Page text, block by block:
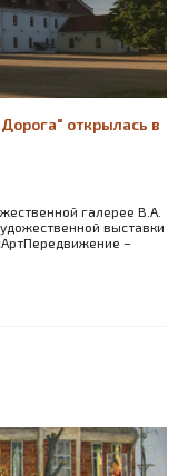
открылась в
галерее В.А.
выставки
–